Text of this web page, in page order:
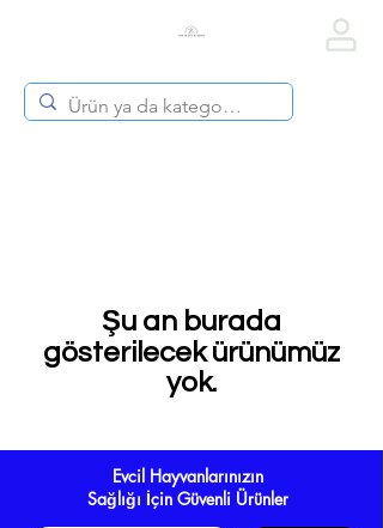
Şu an burada
gösterilecek ürünümüz
yok.
Evcil Hayvanlarınızın
Sağlığı İçin Güvenli Ürünler